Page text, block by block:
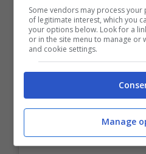
cura i no. Ma anche
novembre! Devo
Fra poco riprendendo
per scelta ho fatto un
pensare alla mi vita e
Some vendors may process
of legitimate interest, which you
your options below. Look for a
or in the site menu to manage or
and cookie settings.
Manage